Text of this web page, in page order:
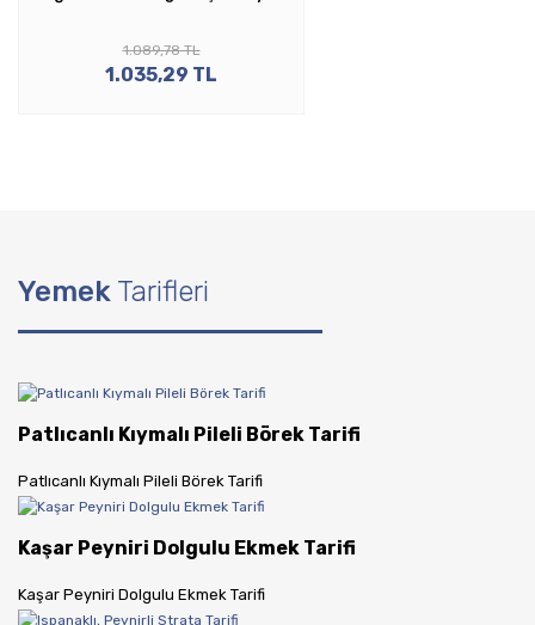
1.035,29 TL
1.089,78 TL
Yemek Tarifleri
Patlıcanlı Kıymalı Pileli Börek Tarifi
Patlıcanlı Kıymalı Pileli Börek Tarifi
Kaşar Peyniri Dolgulu Ekmek Tarifi
Kaşar Peyniri Dolgulu Ekmek Tarifi